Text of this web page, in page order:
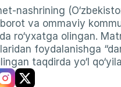
nashrining
va ommaviy
ro‘yxatga olingan.
foydalanishga
taqdirda yo‘l